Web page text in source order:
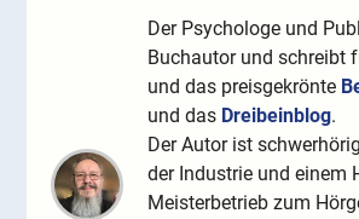
Der Psychologe und
Buchautor und schreibt
und das preisgekrönte
und das Dreibeinblog.
Der Autor ist
der Industrie und einem
Meisterbetrieb zum